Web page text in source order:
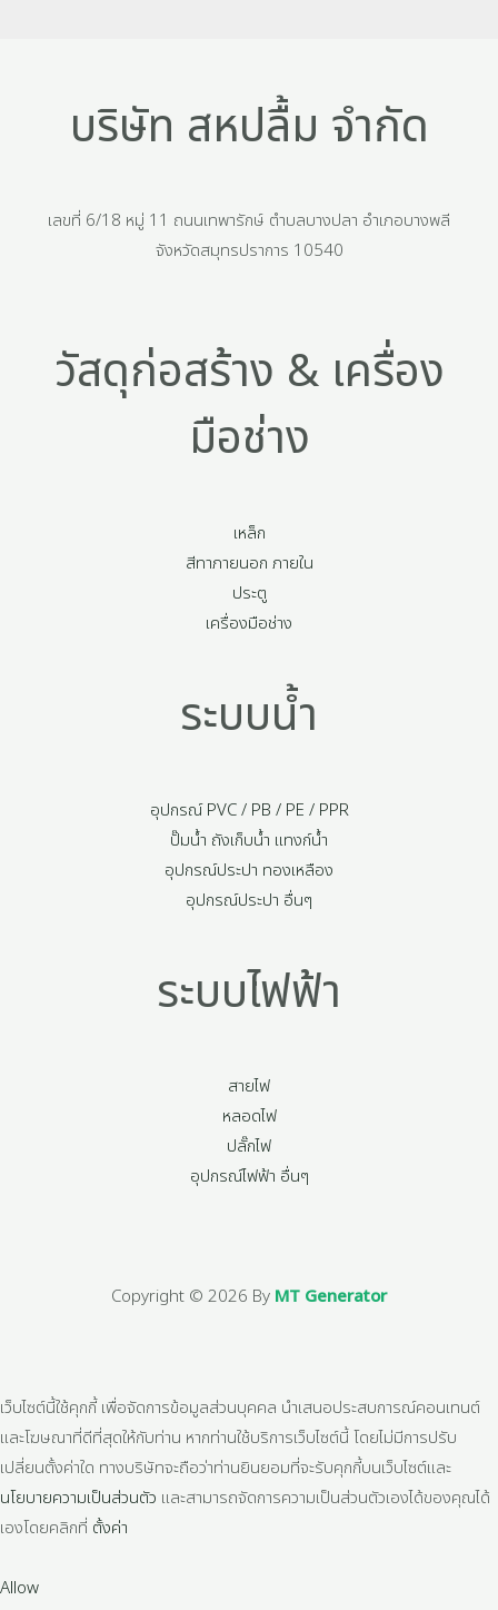
บริษัท สหปลื้ม จำกัด
เลขที่ 6/18 หมู่ 11 ถนนเทพารักษ์ ตำบลบางปลา อำเภอบางพลี
จังหวัดสมุทรปราการ 10540
วัสดุก่อสร้าง & เครื่อง
มือช่าง
เหล็ก
สีทาภายนอก ภายใน
ประตู
เครื่องมือช่าง
ระบบน้ำ
อุปกรณ์ PVC / PB / PE / PPR
ปั๊มน้ำ ถังเก็บน้ำ แทงก์น้ำ
อุปกรณ์ประปา ทองเหลือง
อุปกรณ์ประปา อื่นๆ
ระบบไฟฟ้า
สายไฟ
หลอดไฟ
ปลั๊กไฟ
อุปกรณ์ไฟฟ้า อื่นๆ
Copyright © 2026 By MT Generator
เว็บไซต์นี้ใช้คุกกี้ เพื่อจัดการข้อมูลส่วนบุคคล นำเสนอประสบการณ์คอนเทนต์
และโฆษณาที่ดีที่สุดให้กับท่าน หากท่านใช้บริการเว็บไซต์นี้ โดยไม่มีการปรับ
เปลี่ยนตั้งค่าใด ทางบริษัทจะถือว่าท่านยินยอมที่จะรับคุกกี้บนเว็บไซต์และ
นโยบายความเป็นส่วนตัว และสามารถจัดการความเป็นส่วนตัวเองได้ของคุณได้
เองโดยคลิกที่ ตั้งค่า
Allow